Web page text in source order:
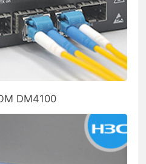
DM4100